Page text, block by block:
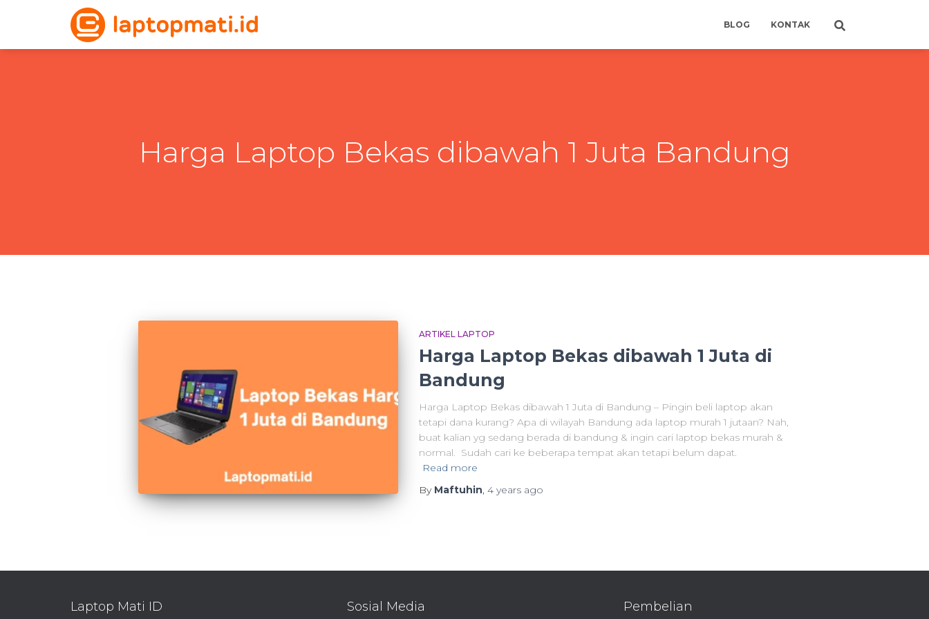
BLOG KONTAK
Harga Laptop Bekas dibawah 1 Juta Bandung
ARTIKEL LAPTOP
Harga Laptop Bekas dibawah 1 Juta di
Bandung
Harga Laptop Bekas dibawah 1 Juta di Bandung – Pingin beli laptop akan
tetapi dana kurang? Apa di wilayah Bandung ada laptop murah 1 jutaan? Nah,
buat kalian yg sedang berada di bandung & ingin cari laptop bekas murah &
normal. Sudah cari ke beberapa tempat akan tetapi belum dapat.
Read more
By Maftuhin, 4 yearsago
Laptop Mati ID Sosial Media Pembelian